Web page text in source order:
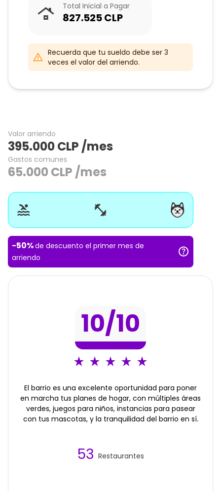
Total Inicial a Pagar
827.525CLP
Recuerda que tu sueldo debe ser 3
veces el valor del arriendo.
Valor arriendo
395.000CLP /mes
Gastos comunes
65.000 CLP /mes
-50%de descuento el primer mes de
arriendo
10/10
El barrio es una excelente oportunidad para poner
en marcha tus planes de hogar, con múltiples áreas
verdes, juegos para niños, instancias para pasear
con tus mascotas, y la tranquilidad del barrio en sí.
53 Restaurantes